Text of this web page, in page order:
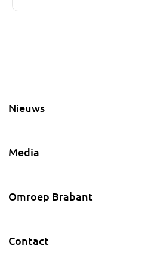
Nieuws
Media
Omroep Brabant
Contact